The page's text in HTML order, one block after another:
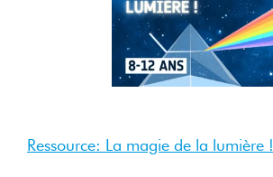
Ressource: La magie de la lumière !